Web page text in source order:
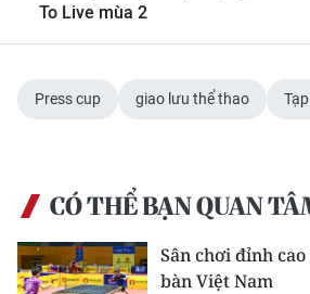
To Live mùa 2
Press cup giao lưu thể thao
CÓ THỂ BẠN QUAN
Sân chơi đỉnh
bàn Việt Nam